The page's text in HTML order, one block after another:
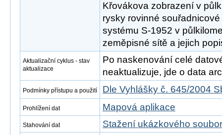
Křovákova zobrazení v
rysky rovinné
systému S-1952 v
zeměpisné sítě a jejich
Aktualizační cyklus - stav
aktualizace
Po naskenování celé
neaktualizuje, jde o data
Podmínky přístupu a použití Dle Vyhlášky č. 645/2004
Prohlížení dat Mapová aplikace
Stahování dat Stažení ukázkového